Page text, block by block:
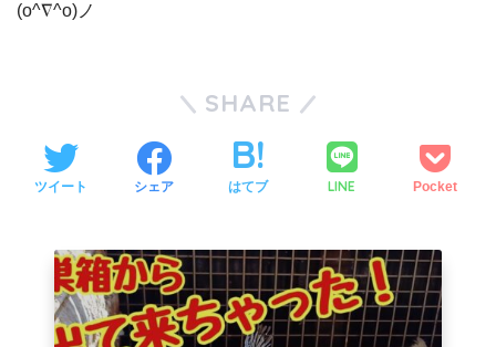
(o^∇^o)ノ
SHARE
ツイート シェア はてブ LINE Pocket